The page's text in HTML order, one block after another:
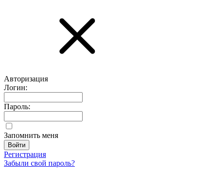
Авторизация
Логин:
Пароль:
Запомнить меня
Регистрация
Забыли свой пароль?